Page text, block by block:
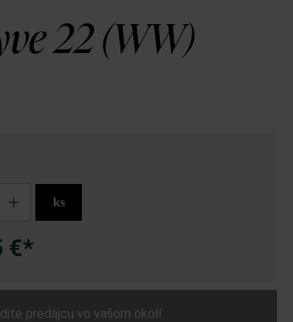
22 (WW)
ks
€*
predajcu vo vašom okolí